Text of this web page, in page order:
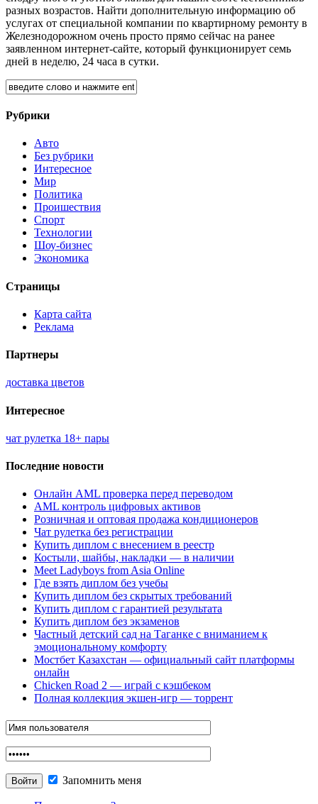
разных возрастов. Найти дополнительную информацию об
услугах от специальной компании по квартирному ремонту в
Железнодорожном очень просто прямо сейчас на ранее
заявленном интернет-сайте, который функционирует семь
дней в неделю, 24 часа в сутки.
Рубрики
Авто
Без рубрики
Интересное
Мир
Политика
Проишествия
Спорт
Технологии
Шоу-бизнес
Экономика
Страницы
Карта сайта
Реклама
Партнеры
доставка цветов
Интересное
чат рулетка 18+ пары
Последние новости
Онлайн AML проверка перед переводом
AML контроль цифровых активов
Розничная и оптовая продажа кондиционеров
Чат рулетка без регистрации
Купить диплом с внесением в реестр
Костыли, шайбы, накладки — в наличии
Meet Ladyboys from Asia Online
Где взять диплом без учебы
Купить диплом без скрытых требований
Купить диплом с гарантией результата
Купить диплом без экзаменов
Частный детский сад на Таганке с вниманием к
эмоциональному комфорту
Мостбет Казахстан — официальный сайт платформы
онлайн
Chicken Road 2 — играй с кэшбеком
Полная коллекция экшен-игр — торрент
Запомнить меня